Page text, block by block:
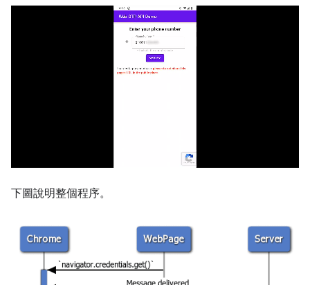
下圖說明整個程序。